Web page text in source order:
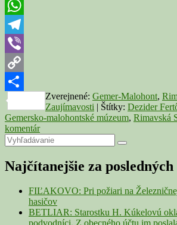
Twitter
WhatsApp
Telegram
Viber
Copy
Link
Share
Zverejnené: Gemer-Malohont,
Zaujímavosti | Štítky: Dezider
Gemersko-malohontské múzeum, Rimavská
komentár
Primary
Sidebar
Widget
Area
Search
for:
Search
Najčítanejšie za
FIĽAKOVO: Pri požiari na
hasičov
BETLIAR: Starostku H. Kúkelovú